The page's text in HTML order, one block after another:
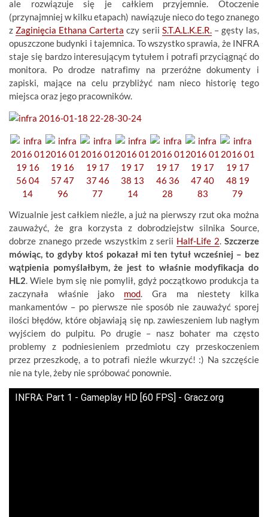
ale rozwiązuje się je całkiem przyjemnie. Otoczenie
(przynajmniej w kilku etapach) nawiązuje nieco do tego znanego
z Zaginięcia Ethana Carterta czy serii S.T.A.L.K.E.R.– gęsty las,
opuszczone budynki i tajemnica. To wszystko sprawia, że INFRA
staje się bardzo interesującym tytułem i potrafi przyciągnąć do
monitora. Po drodze natrafimy na przeróżne dokumenty i
zapiski, mające na celu przybliżyć nam nieco historię tego
miejsca oraz jego pracowników.
Wizualnie jest całkiem nieźle, a już na pierwszy rzut oka można
zauważyć, że gra korzysta z dobrodziejstw silnika Source,
dobrze znanego przede wszystkim z serii Half-Life 2. Szczerze
mówiąc, to gdyby ktoś pokazał mi ten tytuł wcześniej – bez
wątpienia pomyślałbym, że jest to właśnie modyfikacja do
HL2. Wiele bym się nie pomylił, gdyż początkowo produkcja ta
zaczynała właśnie jako mod. Gra ma niestety kilka
mankamentów – po pierwsze nie sposób nie zauważyć sporej
ilości błędów, które objawiają się np. zawieszeniem lub nagłym
wyjściem do pulpitu. Po drugie – nasz bohater ma często
problemy z podniesieniem przedmiotu czy przeskoczeniem
przez przeszkodę, a to potrafi nieźle wkurzyć! :) Na szczęście
nie na tyle, żeby nie spróbować ponownie.
INFRA: Part 1 - Gameplay HD [60 FPS] - Gracz.org